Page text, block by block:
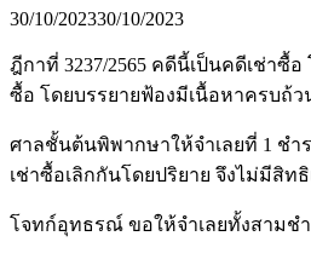
30/10/202330/10/2023
ฎีกาที่ 3237/2565 คดีนี้เป็นคดีเช่าซื้
ซื้อ โดยบรรยายฟ้องมีเนื้อหาครบถ้
ศาลชั้นต้นพิพากษาให้จำเลยที่ 1 ชำ
เช่าซื้อเลิกกันโดยปริยาย จึงไม่มีสิ
โจทก์อุทธรณ์ ขอให้จำเลยทั้งสามช